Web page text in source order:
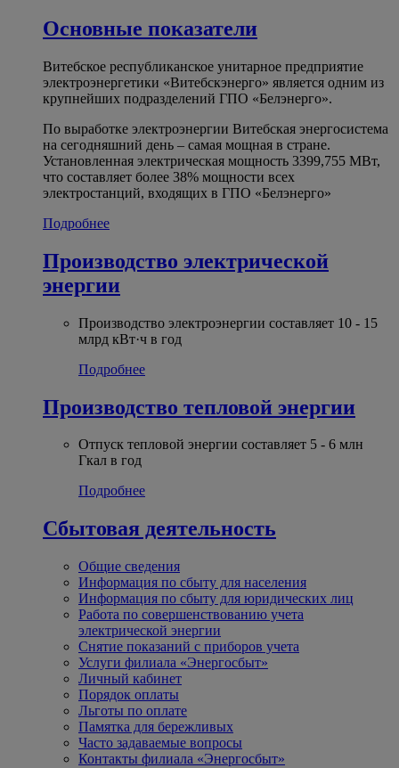
Основные показатели
Витебское республиканское унитарное предприятие
электроэнергетики «Витебскэнерго» является одним из
крупнейших подразделений ГПО «Белэнерго».
По выработке электроэнергии Витебская энергосистема
на сегодняшний день – самая мощная в стране.
Установленная электрическая мощность 3399,755 МВт,
что составляет более 38% мощности всех
электростанций, входящих в ГПО «Белэнерго»
Подробнее
Производство электрической
энергии
Производство электроэнергии составляет 10 - 15
млрд кВт·ч в год
Подробнее
Производство тепловой энергии
Отпуск тепловой энергии составляет 5 - 6 млн
Гкал в год
Подробнее
Сбытовая деятельность
Общие сведения
Информация по сбыту для населения
Информация по сбыту для юридических лиц
Работа по совершенствованию учета
электрической энергии
Снятие показаний с приборов учета
Услуги филиала «Энергосбыт»
Личный кабинет
Порядок оплаты
Льготы по оплате
Памятка для бережливых
Часто задаваемые вопросы
Контакты филиала «Энергосбыт»